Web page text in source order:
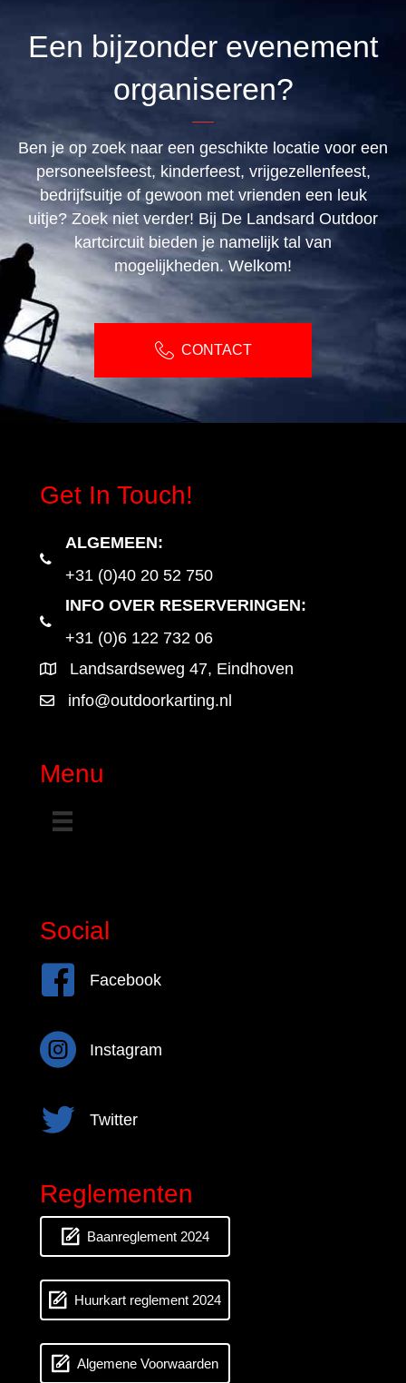
Een bijzonder evenement
organiseren?
Ben je op zoek naar een geschikte locatie voor een
personeelsfeest, kinderfeest, vrijgezellenfeest,
bedrijfsuitje of gewoon met vrienden een leuk
uitje? Zoek niet verder! Bij De Landsard Outdoor
kartcircuit bieden je namelijk tal van
mogelijkheden. Welkom!
CONTACT
Get In Touch!
ALGEMEEN:
+31 (0)40 20 52 750
INFO OVER RESERVERINGEN:
+31 (0)6 122 732 06
Landsardseweg 47, Eindhoven
info@outdoorkarting.nl
Menu
Social
FacebookFacebook
InstagramInstagram
Twitter Twitter
Reglementen
Baanreglement 2024
Huurkart reglement 2024
Algemene Voorwaarden